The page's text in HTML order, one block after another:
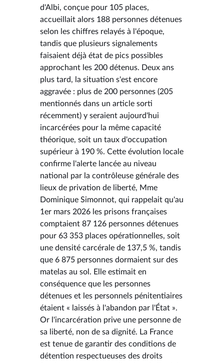
d'Albi, conçue pour 105 places,
accueillait alors 188 personnes détenues
selon les chiffres relayés à l'époque,
tandis que plusieurs signalements
faisaient déjà état de pics possibles
approchant les 200 détenus. Deux ans
plus tard, la situation s'est encore
aggravée : plus de 200 personnes (205
mentionnés dans un article sorti
récemment) y seraient aujourd'hui
incarcérées pour la même capacité
théorique, soit un taux d'occupation
supérieur à 190 %. Cette évolution locale
confirme l'alerte lancée au niveau
national par la contrôleuse générale des
lieux de privation de liberté, Mme
Dominique Simonnot, qui rappelait qu'au
1er mars 2026 les prisons françaises
comptaient 87 126 personnes détenues
pour 63 353 places opérationnelles, soit
une densité carcérale de 137,5 %, tandis
que 6 875 personnes dormaient sur des
matelas au sol. Elle estimait en
conséquence que les personnes
détenues et les personnels pénitentiaires
étaient « laissés à l'abandon par l'État ».
Or l'incarcération prive une personne de
sa liberté, non de sa dignité. La France
est tenue de garantir des conditions de
détention respectueuses des droits